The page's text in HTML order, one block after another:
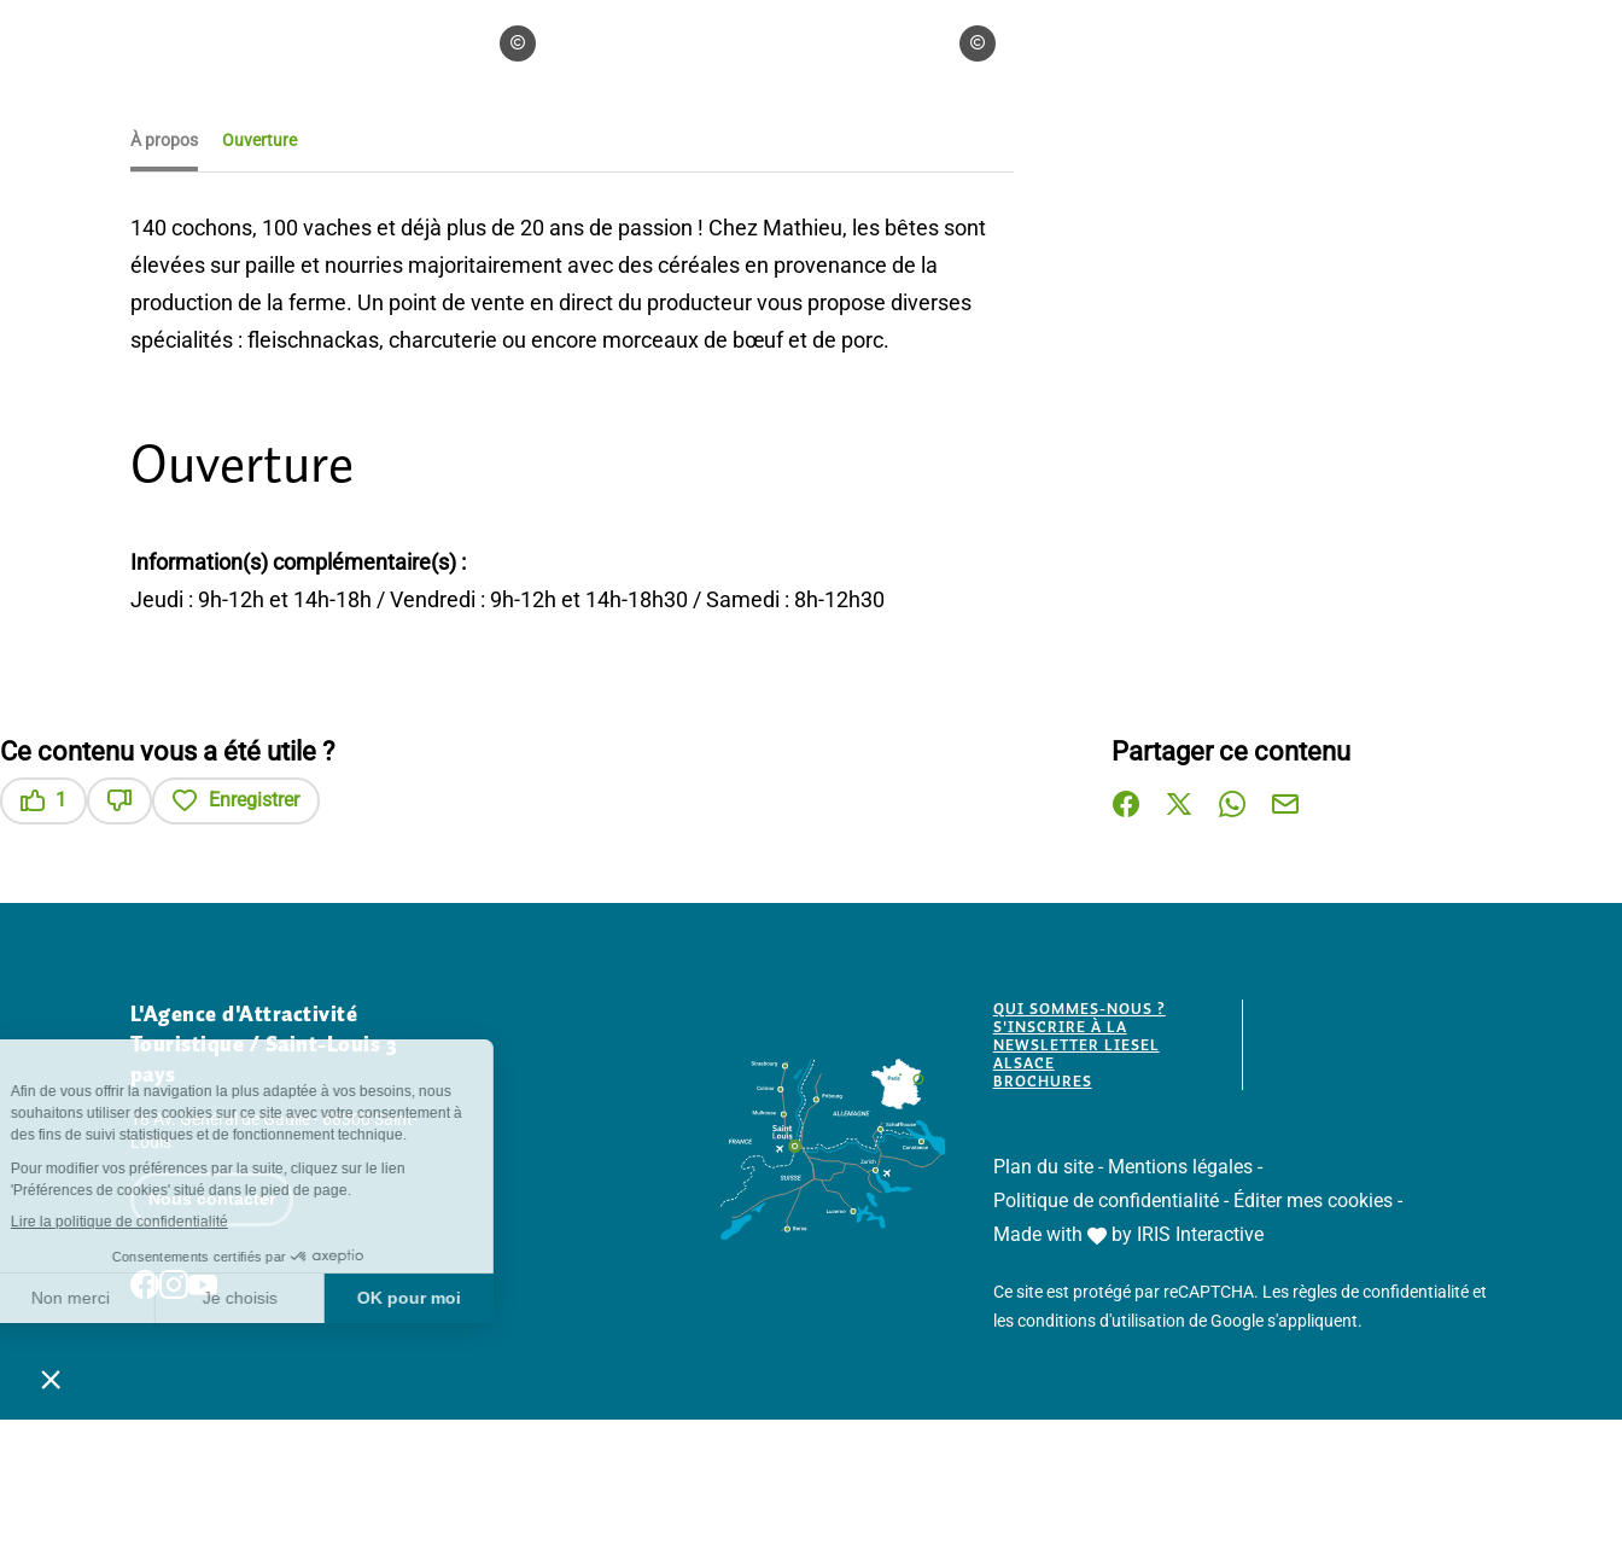
AAT Saint-Louis 3 Pays_Cachoux AAT Saint-Louis 3 Pays_Cachoux
À propos Ouverture
140 cochons, 100 vaches et déjà plus de 20 ans de passion ! Chez Mathieu, les bêtes sont
élevées sur paille et nourries majoritairement avec des céréales en provenance de la
production de la ferme. Un point de vente en direct du producteur vous propose diverses
spécialités : fleischnackas, charcuterie ou encore morceaux de bœuf et de porc.
Ouverture
Information(s) complémentaire(s) :
Jeudi : 9h-12h et 14h-18h / Vendredi : 9h-12h et 14h-18h30 / Samedi : 8h-12h30
Ce contenu vous a été utile ?
1 Enregistrer
Partager ce contenu
Partager sur Facebook (nouvelle fenêtre)
Partager sur X / Twitter (nouvelle fenêtre)
Partager sur WhatsApp
Partager par mail
L'Agence d'Attractivité
Touristique / Saint-Louis 3
pays
18 Av. Général de Gaulle - 68300 Saint-
Louis
Nous contacter
Suivez-nous sur Facebook
Suivez-nous sur Instagram
Suivez-nous sur Youtube
QUI SOMMES-NOUS ?
S'INSCRIRE À LA
NEWSLETTER LIESEL
ALSACE
BROCHURES
Plan du site - Mentions légales -
Politique de confidentialité - Éditer mes cookies -
Made with
by IRIS Interactive
Ce site est protégé par reCAPTCHA. Les règles de confidentialitéet
lesconditions d'utilisation de Google s'appliquent.